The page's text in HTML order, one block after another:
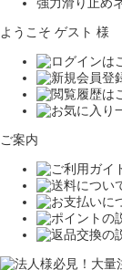
ようこそ ゲスト 様
ご案内